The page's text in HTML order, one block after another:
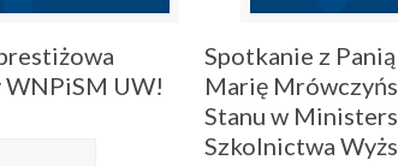
WNPiSM UW!
Spotkanie z
Marię
Stanu w
Szkolnictwa